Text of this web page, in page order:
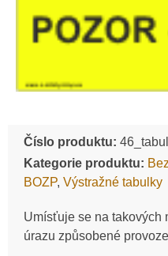
Číslo produktu:
Kategorie produktu:
BOZP, Výstražné tabulky
Umísťuje se na takových
úrazu způsobené